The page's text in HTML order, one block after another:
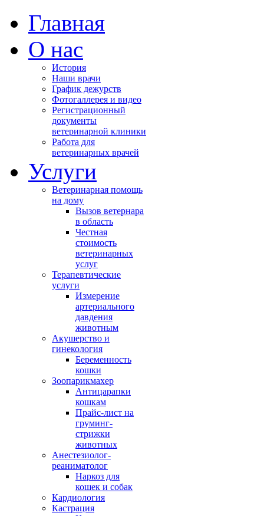
Главная
О нас
История
Наши врачи
График дежурств
Фотогаллерея и видео
Регистрационный
документы
ветеринарной клиники
Работа для
ветеринарных врачей
Услуги
Ветеринарная помощь
на дому
Вызов ветернара
в область
Честная
стоимость
ветеринарных
услуг
Терапевтические
услуги
Измерение
артериального
давдения
животным
Акушерство и
гинекология
Беременность
кошки
Зоопарикмахер
Антицарапки
кошкам
Прайс-лист на
груминг-
стрижки
животных
Анестезиолог-
реаниматолог
Наркоз для
кошек и собак
Кардиология
Кастрация